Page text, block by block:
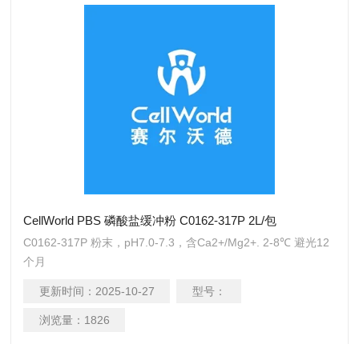
CellWorld PBS 磷酸盐缓冲粉 C0162-317P 2L/包
C0162-317P 粉末，pH7.0-7.3，含Ca2+/Mg2+. 2-8℃ 避光12
个月
更新时间： 2025-10-27 型号：
浏览量： 1826